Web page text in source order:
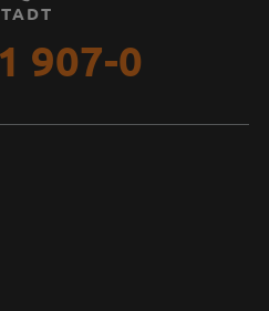
907-0